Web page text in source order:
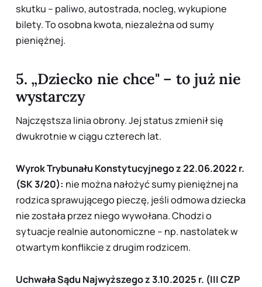
skutku – paliwo, autostrada, nocleg, wykupione
bilety. To osobna kwota, niezależna od sumy
pieniężnej.
5. „Dziecko nie chce" – to już nie
wystarczy
Najczęstsza linia obrony. Jej status zmienił się
dwukrotnie w ciągu czterech lat.
Wyrok Trybunału Konstytucyjnego z 22.06.2022 r.
(SK 3/20): nie można nałożyć sumy pieniężnej na
rodzica sprawującego pieczę, jeśli odmowa dziecka
nie została przez niego wywołana. Chodzi o
sytuacje realnie autonomiczne – np. nastolatek w
otwartym konflikcie z drugim rodzicem.
Uchwała Sądu Najwyższego z 3.10.2025 r. (III CZP